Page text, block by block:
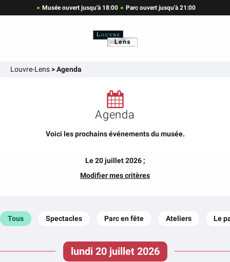
Musée ouvert jusqu'à 18:00 Parc ouvert jusqu'à 21:00
Louvre-Lens>Agenda
Agenda
Voici les prochains événements du musée.
Le 20 juillet 2026 ;
Modifier mes critères
Tous Spectacles Parc en fête Ateliers Le
lundi 20 juillet 2026